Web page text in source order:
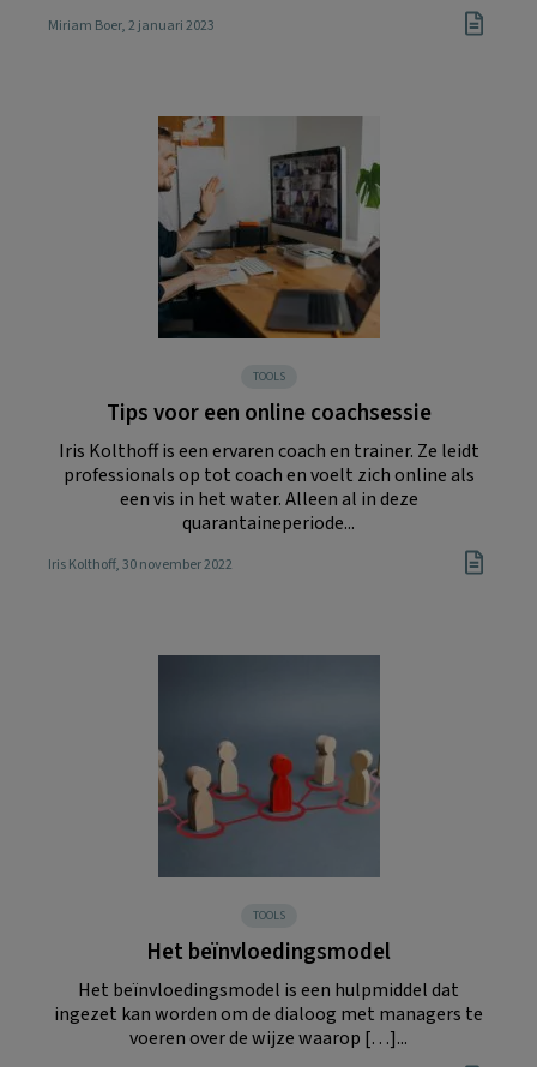
Miriam Boer, 2 januari 2023
TOOLS
Tips voor een online coachsessie
Iris Kolthoff is een ervaren coach en trainer. Ze leidt
professionals op tot coach en voelt zich online als
een vis in het water. Alleen al in deze
quarantaineperiode...
Iris Kolthoff, 30 november 2022
TOOLS
Het beïnvloedingsmodel
Het beïnvloedingsmodel is een hulpmiddel dat
ingezet kan worden om de dialoog met managers te
voeren over de wijze waarop […]...